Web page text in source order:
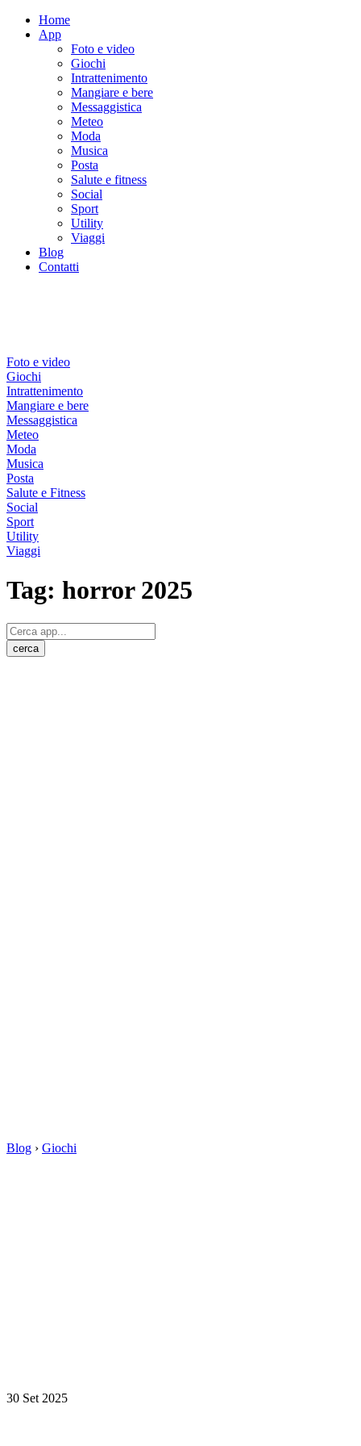
Home
App
Foto e video
Giochi
Intrattenimento
Mangiare e bere
Messaggistica
Meteo
Moda
Musica
Posta
Salute e fitness
Social
Sport
Utility
Viaggi
Blog
Contatti
Foto e video
Giochi
Intrattenimento
Mangiare e bere
Messaggistica
Meteo
Moda
Musica
Posta
Salute e Fitness
Social
Sport
Utility
Viaggi
Tag: horror 2025
Blog › Giochi
30 Set 2025